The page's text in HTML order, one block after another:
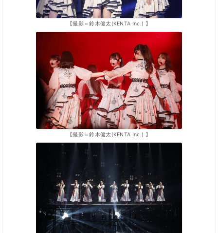
【撮影＝鈴木健太(KENTA Inc.) 】
【撮影＝鈴木健太(KENTA Inc.) 】